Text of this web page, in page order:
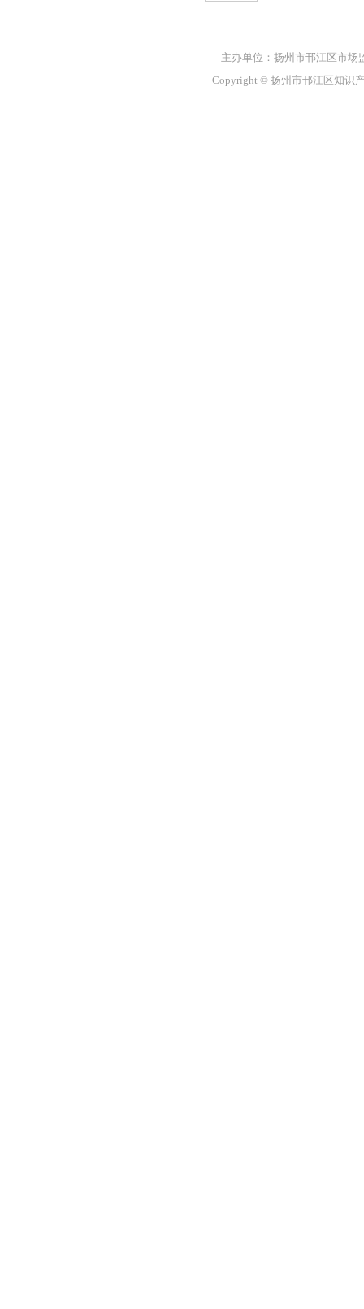
主办单位：扬州市邗江区市
Copyright © 扬州市邗江区知识